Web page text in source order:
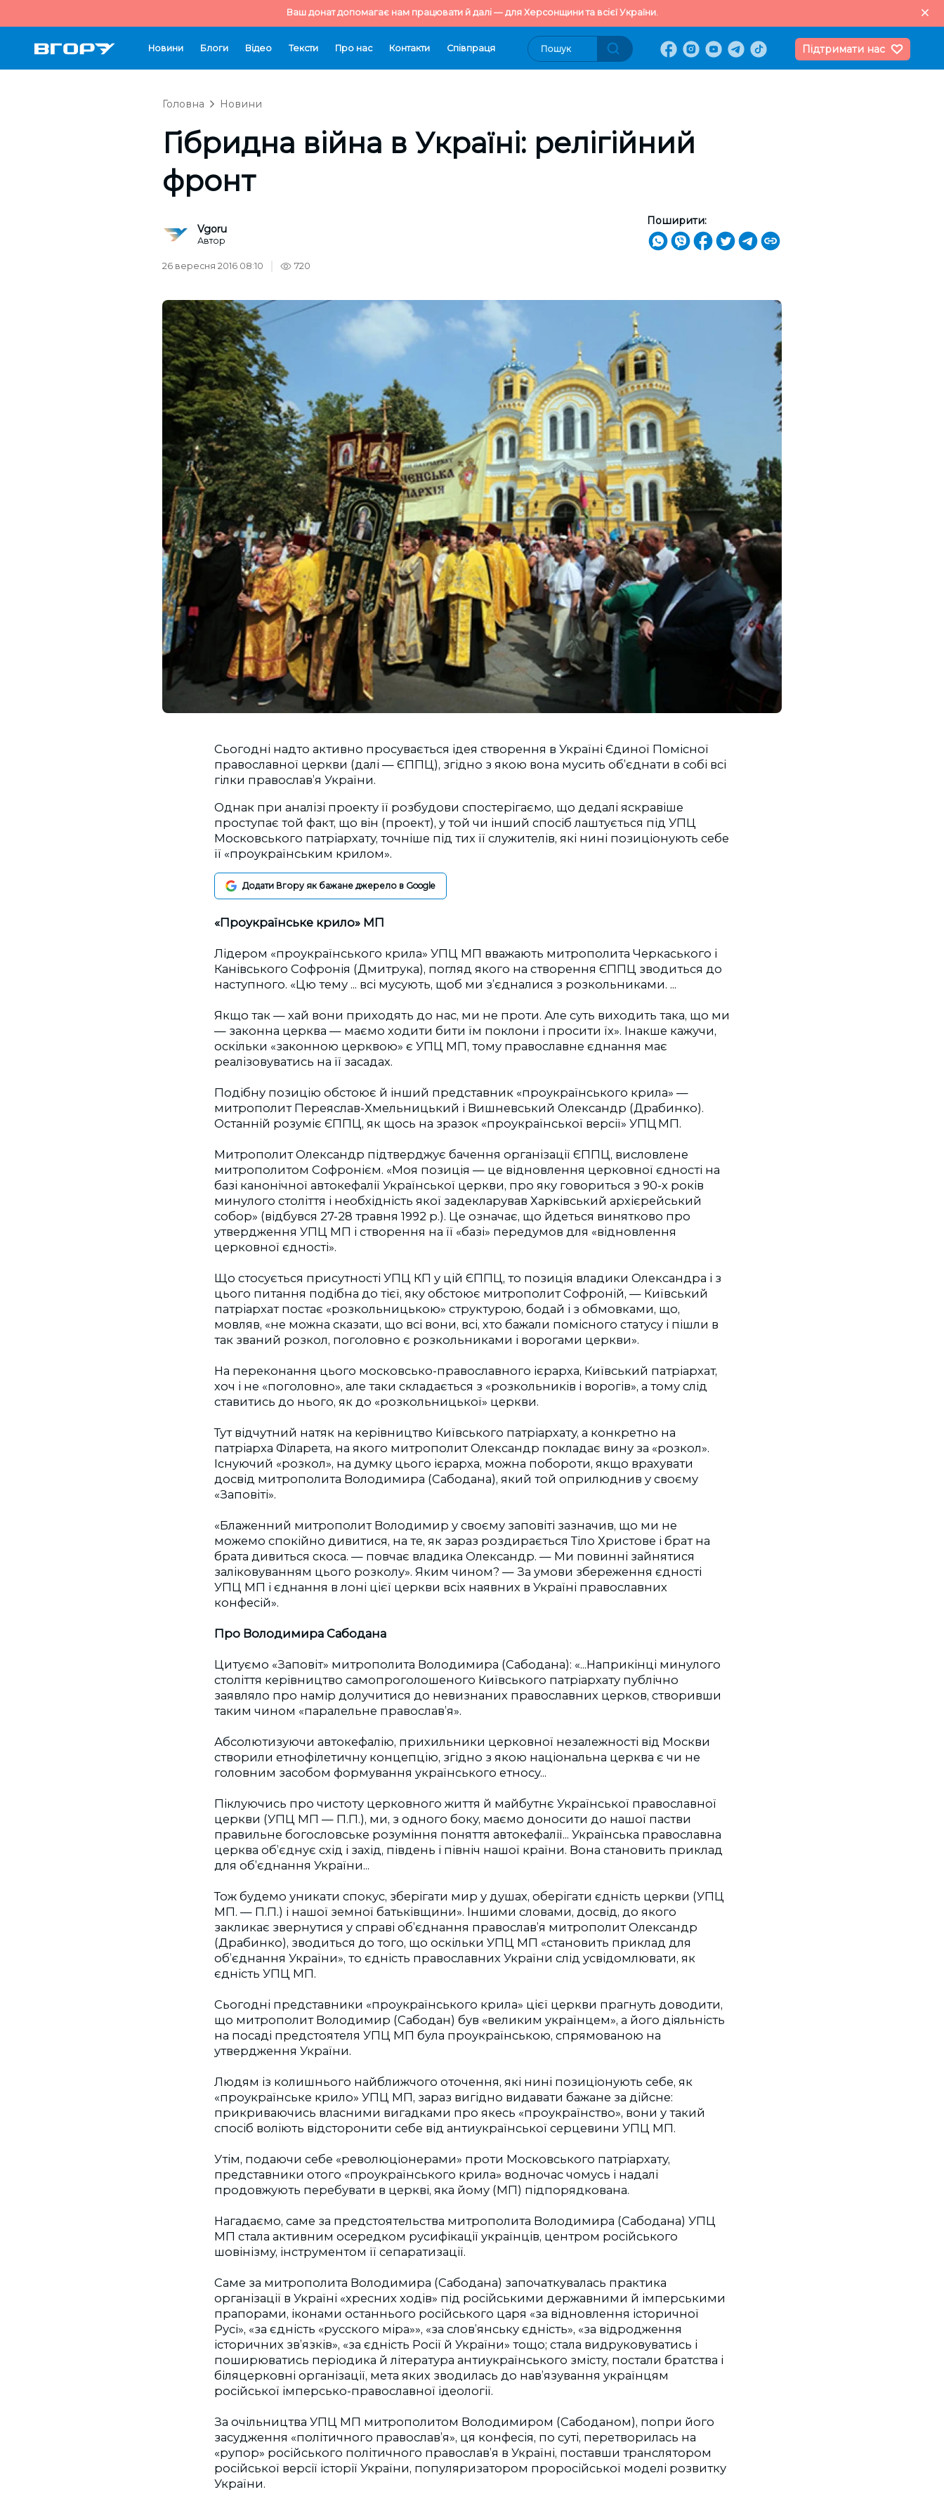
Ваш донат допомагає нам працювати й далі — для Херсонщини та всієї України.
Новини Блоги Відео Тексти Про нас Контакти Cпівпраця Підтримати нас
Головна Новини
Гібридна війна в Україні: релігійний
фронт
Vgoru
Автор
Поширити:
26 вересня 2016 08:10 720
Сьогодні надто активно просувається ідея створення в Україні Єдиної Помiсної
православної церкви (далі — ЄППЦ), згідно з якою вона мусить об’єднати в собі всі
гілки православ’я України.
Однак при аналізі проекту її розбудови спостерігаємо, що дедалі яскравіше
проступає той факт, що він (проект), у той чи інший спосіб лаштується під УПЦ
Московського патрiархату, точніше під тих її служителів, які нині позиціонують себе
її «проукраїнським крилом».
Додати Вгору як бажане джерело в Google
«Проукраїнське крило» МП
Лідером «проукраїнського крила» УПЦ МП вважають митрополита Черкаського і
Канівського Софронія (Дмитрука), погляд якого на створення ЄППЦ зводиться до
наступного. «Цю тему ... всі мусують, щоб ми з’єдналися з розкольниками. ...
Якщо так — хай вони приходять до нас, ми не проти. Але суть виходить така, що ми
— законна церква — маємо ходити бити їм поклони і просити їх». Інакше кажучи,
оскільки «законною церквою» є УПЦ МП, тому православне єднання має
реалізовуватись на її засадах.
Подібну позицію обстоює й інший представник «про­українського крила» —
митрополит Переяслав-Хмельницький і Вишневський Олександр (Драбинко).
Останній розуміє ЄППЦ, як щось на зразок «проукраїнської версії» УПЦ МП.
Митрополит Олександр підтверджує бачення організації ЄППЦ, висловлене
митрополитом Софронієм. «Моя позиція — це відновлення церковної єдності на
базі канонічної автокефалії Української церкви, про яку говориться з 90-х років
минулого століття і необхідність якої задекларував Харківський архiєрейський
собор» (відбувся 27-28 травня 1992 р.). Це означає, що йдеться винятково про
утвердження УПЦ МП і створення на її «базі» передумов для «відновлення
церковної єдності».
Що стосується присутності УПЦ КП у цій ЄППЦ, то позиція владики Олександра і з
цього питання подібна до тієї, яку обстоює митрополит Софроній, — Київський
патрiархат постає «розкольницькою» структурою, бодай і з обмовками, що,
мовляв, «не можна сказати, що всі вони, всі, хто бажали помiсного статусу і пішли в
так званий розкол, поголовно є розкольниками і ворогами церкви».
На переконання цього московсько-православного ієрарха, Київський патрiархат,
хоч і не «поголовно», але таки складається з «розкольників і ворогів», а тому слід
ставитись до нього, як до «розкольницької» церкви.
Тут відчутний натяк на керівництво Київського патрiархату, а конкретно на
патрiарха Філарета, на якого митрополит Олександр покладає вину за «розкол».
Існуючий «розкол», на думку цього ієрарха, можна побороти, якщо врахувати
досвід митрополита Володимира (Сабодана), який той оприлюднив у своєму
«Заповіті».
«Блаженний митрополит Володимир у своєму заповіті зазначив, що ми не
можемо спокійно дивитися, на те, як зараз роздирається Тіло Христове і брат на
брата дивиться скоса. — повчає владика Олександр. — Ми повинні зайнятися
заліковуванням цього розколу». Яким чином? — За умови збереження єдності
УПЦ МП і єднання в лоні цієї церкви всіх наявних в Україні православних
конфесій».
Про Володимира Сабодана
Цитуємо «Заповіт» митрополита Володимира (Сабодана): «...Наприкінці минулого
століття керівництво самопроголошеного Київського патрiархату публічно
заявляло про намір долучитися до невизнаних православних церков, створивши
таким чином «паралельне православ’я».
Абсолютизуючи автокефалію, прихильники церковної незалежності від Москви
створили етнофілетичну концепцію, згідно з якою національна церква є чи не
головним засобом формування українського етносу...
Піклуючись про чистоту церковного життя й майбутнє Української православної
церкви (УПЦ МП — П.П.), ми, з одного боку, маємо доносити до нашої пастви
правильне богословське розуміння поняття автокефалії... Українська православна
церква об’єднує схід і захід, південь і північ нашої країни. Вона становить приклад
для об’єднання України...
Тож будемо уникати спокус, зберігати мир у душах, оберігати єдність церкви (УПЦ
МП. — П.П.) і нашої земної батьківщини». Іншими словами, досвід, до якого
закликає звернутися у справі об’єднання православ’я митрополит Олександр
(Драбинко), зводиться до того, що оскільки УПЦ МП «становить приклад для
об’єднання України», то єдність православних України слід усвідомлювати, як
єдність УПЦ МП.
Сьогодні представники «проукраїнського крила» цієї церкви прагнуть доводити,
що митрополит Володимир (Сабодан) був «великим українцем», а його діяльність
на посаді предстоятеля УПЦ МП була проукраїнською, спрямованою на
утвердження України.
Людям із колишнього найближчого оточення, які нині позиціонують себе, як
«проукраїнське крило» УПЦ МП, зараз вигідно видавати бажане за дійсне:
прикриваючись власними вигадками про якесь «проукраїнство», вони у такий
спосіб воліють відсторонити себе від антиукраїнської серцевини УПЦ МП.
Утім, подаючи себе «революціонерами» проти Московського патрiархату,
представники отого «проукраїнського крила» водночас чомусь і надалі
продовжують перебувати в церкві, яка йому (МП) підпорядкована.
Нагадаємо, саме за предстоятельства митрополита Володимира (Сабодана) УПЦ
МП стала активним осередком русифікації українців, центром російського
шовінізму, інструментом її сепаратизації.
Саме за митрополита Володимира (Сабодана) започаткувалась практика
організації в Україні «хресних ходів» під російськими державними й імперськими
прапорами, іконами останнього російського царя «за відновлення історичної
Русі», «за єдність «русского міра»», «за слов’янську єдність», «за відродження
історичних зв’язків», «за єдність Росії й України» тощо; стала видруковуватись і
поширюватись періодика й література антиукраїнського змісту, постали братства і
біляцерковні організації, мета яких зводилась до нав’язування українцям
російської імперсько-православної ідеології.
За очільництва УПЦ МП митрополитом Володимиром (Сабоданом), попри його
засудження «політичного православ’я», ця конфесія, по суті, перетворилась на
«рупор» російського політичного православ’я в Україні, поставши транслятором
російської версії історії України, популяризатором проросійської моделі розвитку
України.